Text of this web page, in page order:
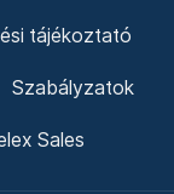
tájékoztató
Szabályzatok
Sales